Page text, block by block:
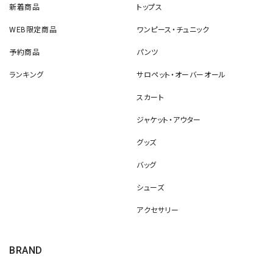
新着商品
WEB限定商品
予約商品
ランキング
トップス
ワンピース・チュニック
パンツ
サロペット・オーバーオール
スカート
ジャケット・アウター
グッズ
バッグ
シューズ
アクセサリー
BRAND